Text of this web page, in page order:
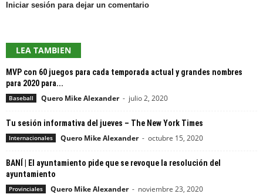
Iniciar sesión para dejar un comentario
LEA TAMBIEN
MVP con 60 juegos para cada temporada actual y grandes nombres
para 2020 para...
Baseball Quero Mike Alexander - julio 2, 2020
Tu sesión informativa del jueves – The New York Times
Internacionales Quero Mike Alexander - octubre 15, 2020
BANÍ | El ayuntamiento pide que se revoque la resolución del
ayuntamiento
Provinciales Quero Mike Alexander - noviembre 23, 2020